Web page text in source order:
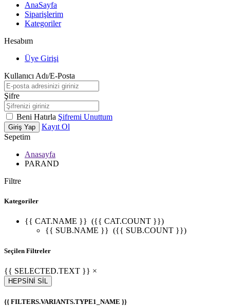
AnaSayfa
Siparişlerim
Kategoriler
Hesabım
Üye Girişi
Kullanıcı Adı/E-Posta
Şifre
Beni Hatırla Şifremi Unuttum
Giriş Yap
Kayıt Ol
Sepetim
Anasayfa
PARAND
Filtre
Kategoriler
{{ CAT.NAME }} ({{ CAT.COUNT }})
{{ SUB.NAME }} ({{ SUB.COUNT }})
Seçilen Filtreler
{{ SELECTED.TEXT }} ×
HEPSİNİ SİL
{{ FILTERS.VARIANTS.TYPE1_NAME }}